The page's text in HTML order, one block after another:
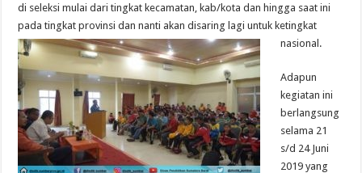
di seleksi mulai dari tingkat kecamatan, kab/kota dan hingga saat ini
pada tingkat provinsi dan nanti akan disaring lagi untuk ketingkat
nasional.
Adapun
kegiatan ini
berlangsung
selama 21
s/d 24 Juni
2019 yang